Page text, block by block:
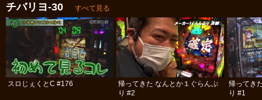
チバリヨ‐30 すべて見る
スロじぇくとC #176
帰ってきた なんとか１ぐらんぷ
り #2
帰ってき
り #1